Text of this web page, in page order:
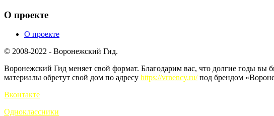
О проекте
О проекте
© 2008-2022 - Воронежский Гид.
Воронежский Гид меняет свой формат. Благодарим вас, что долгие годы
материалы обретут свой дом по адресу https://vrnency.ru/под брендом
Вконтакте
Одноклассники